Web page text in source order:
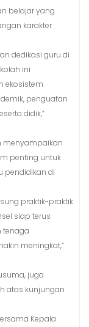
belajar yang
karakter
dedikasi guru di
ini
ekosistem
penguatan
didik,”
menyampaikan
penting untuk
pendidikan di
praktik-praktik
siap terus
tenaga
meningkat,”
juga
atas kunjungan
Kepala